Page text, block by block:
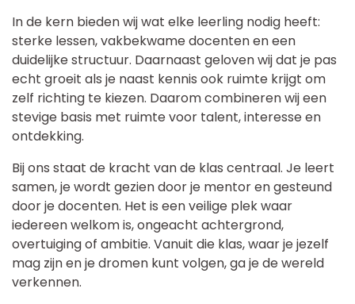
In de kern bieden wij wat elke leerling nodig heeft:
sterke lessen, vakbekwame docenten en een
duidelijke structuur. Daarnaast geloven wij dat je pas
echt groeit als je naast kennis ook ruimte krijgt om
zelf richting te kiezen. Daarom combineren wij een
stevige basis met ruimte voor talent, interesse en
ontdekking.
Bij ons staat de kracht van de klas centraal. Je leert
samen, je wordt gezien door je mentor en gesteund
door je docenten. Het is een veilige plek waar
iedereen welkom is, ongeacht achtergrond,
overtuiging of ambitie. Vanuit die klas, waar je jezelf
mag zijn en je dromen kunt volgen, ga je de wereld
verkennen.